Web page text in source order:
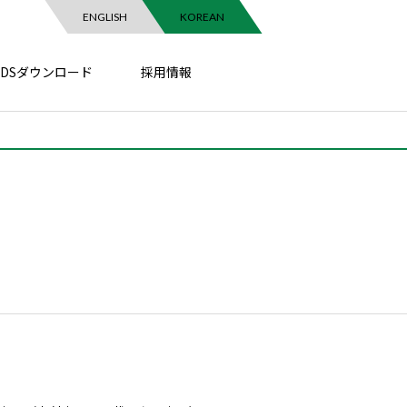
ENGLISH KOREAN
ダウンロード 採用情報